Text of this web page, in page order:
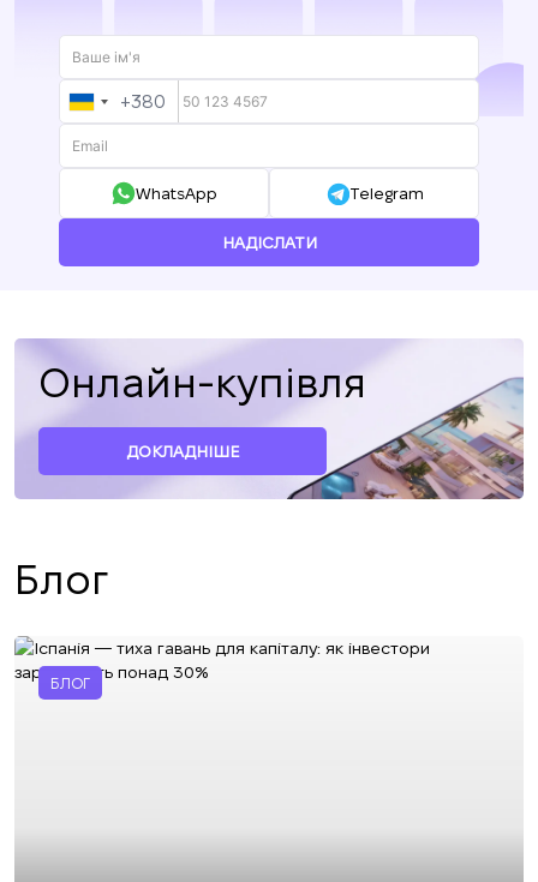
UKRAINE
+380
+380
WhatsApp Telegram
НАДІСЛАТИ
Онлайн-купівля
ДОКЛАДНІШЕ
Блог
БЛОГ